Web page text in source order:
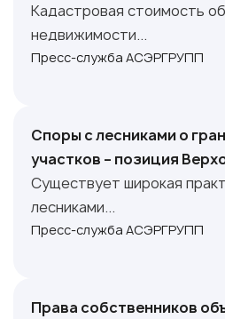
Кадастровая стоимость
недвижимости...
Пресс-служба АСЭРГРУПП
Споры с лесниками о
участков – позиция
Существует широкая
лесниками...
Пресс-служба АСЭРГРУПП
Права собственников